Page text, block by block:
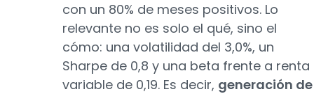
con un 80% de meses positivos. Lo
relevante no es solo el qué, sino el
cómo: una volatilidad del 3,0%, un
Sharpe de 0,8 y una beta frente a renta
variable de 0,19. Es decir, generación de